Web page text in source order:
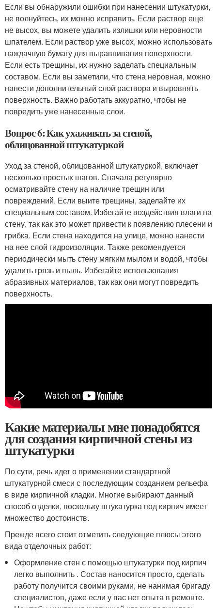
Если вы обнаружили ошибки при нанесении штукатурки,
не волнуйтесь, их можно исправить. Если раствор еще
не высох, вы можете удалить излишки или неровности
шпателем. Если раствор уже высох, можно использовать
наждачную бумагу для выравнивания поверхности.
Если есть трещины, их нужно заделать специальным
составом. Если вы заметили, что стена неровная, можно
нанести дополнительный слой раствора и выровнять
поверхность. Важно работать аккуратно, чтобы не
повредить уже нанесенные слои.
Вопрос 6: Как ухаживать за стеной,
облицованной штукатуркой
Уход за стеной, облицованной штукатуркой, включает
несколько простых шагов. Сначала регулярно
осматривайте стену на наличие трещин или
повреждений. Если выите трещины, заделайте их
специальным составом. Избегайте воздействия влаги на
стену, так как это может привести к появлению плесени и
грибка. Если стена находится на улице, можно нанести
на нее слой гидроизоляции. Также рекомендуется
периодически мыть стену мягким мылом и водой, чтобы
удалить грязь и пыль. Избегайте использования
абразивных материалов, так как они могут повредить
поверхность.
Какие материалы мне понадобятся
для создания кирпичной стены из
штукатурки
По сути, речь идет о применении стандартной
штукатурной смеси с последующим созданием рельефа
в виде кирпичной кладки. Многие выбирают данный
способ отделки, поскольку штукатурка под кирпич имеет
множество достоинств.
Прежде всего стоит отметить следующие плюсы этого
вида отделочных работ:
Оформление стен с помощью штукатурки под кирпич
легко выполнить . Состав наносится просто, сделать
работу получится своими руками, не нанимая бригаду
специалистов, даже если у вас нет опыта в ремонте.